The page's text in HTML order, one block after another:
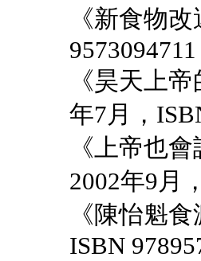
《新食物
9573094711
《昊天上
年7月，
《上帝也
2002年9月
《陳怡魁
ISBN